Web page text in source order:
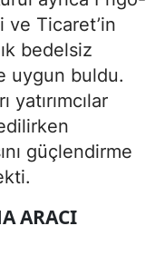
ve Ticaret’in
bedelsiz
uygun buldu.
yatırımcılar
güçlendirme
ARACI